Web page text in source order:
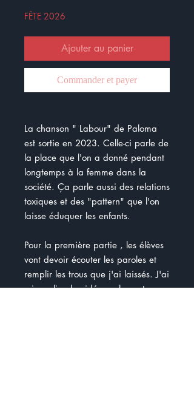
FÊTE 2026
Ajouter au panier
Commander et payer
La chanson " Labour" de Paloma
est sortie en 2023. Celle-ci parle de
la place que l'on a donné pendant
longtemps à la femme dans la
société. Ça parle aussi des relations
toxiques et des "pattern" que l'on
laisse éduquer les enfants.
Pour la première partie , les élèves
vont devoir écouter les paroles et
remplir les trous que j'ai laissés. J'ai
mis en lien la vidéo seulement avec